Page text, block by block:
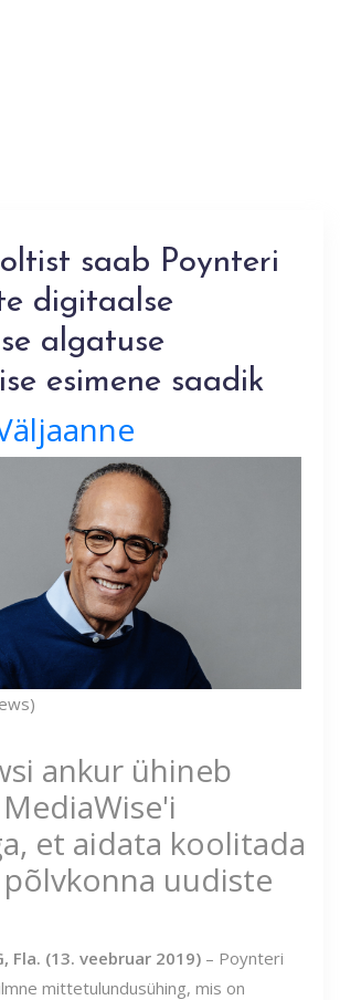
saab Poynteri
digitaalse
algatuse
esimene saadik
ankur ühineb
et aidata koolitada
uudiste
Fla. (13. veebruar 2019) – Poynteri
mittetulundusühing, mis on